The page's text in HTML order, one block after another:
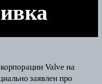
Valve на
заявлен про